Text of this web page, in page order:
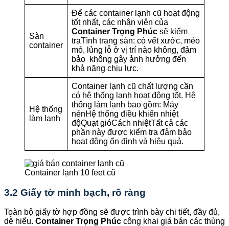
Sàn
container
Để các container lạnh cũ hoạt động
tốt nhất, các nhân viên của
Container Trọng Phúc sẽ kiểm
traTình trạng sàn: có vết xước, méo
mó, lủng lỗ ở vị trí nào không, đảm
bảo không gây ảnh hưởng đến
khả năng chịu lực.
Hệ thống
làm lạnh
Container lạnh cũ chất lượng cần
có hệ thống lạnh hoạt động tốt. Hệ
thống làm lạnh bao gồm: Máy
nénHệ thống điều khiển nhiệt
độQuạt gióCách nhiệtTất cả các
phần này được kiểm tra đảm bảo
hoạt động ổn định và hiệu quả.
Container lạnh 10 feet cũ
3.2 Giấy tờ minh bạch, rõ ràng
Toàn bộ giấy tờ hợp đồng sẽ được trình bày chi tiết, đầy đủ,
dễ hiểu. Container Trọng Phúc công khai giá bán các thùng